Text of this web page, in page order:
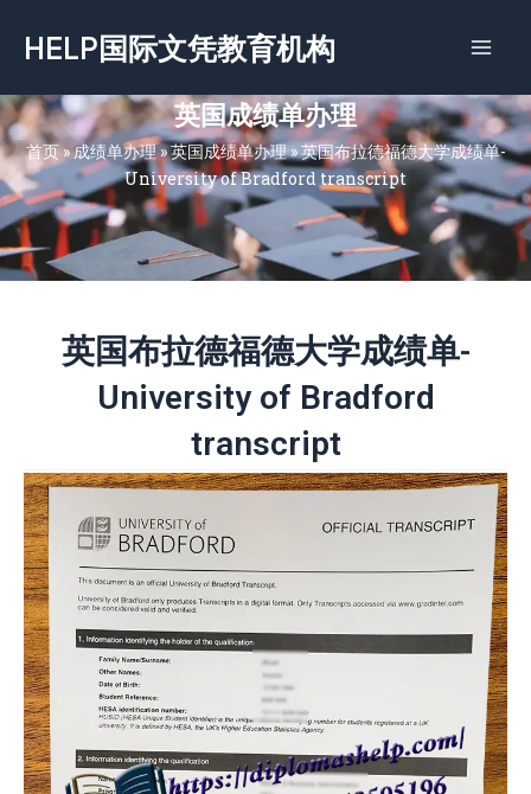
容
HELP国际文凭教育机构
英国成绩单办理
首页»成绩单办理»英国成绩单办理»英国布拉德福德大学成绩单-
University of Bradford transcript
英国布拉德福德大学成绩单-
University of Bradford
transcript